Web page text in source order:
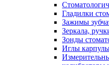
Гладилки
Зажимы
Зеркала,
Зонды
Иглы